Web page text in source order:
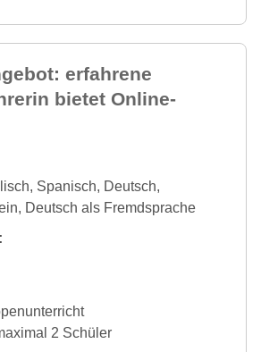
erfahrene
bietet Online-
Spanisch, Deutsch,
Deutsch als Fremdsprache
2 Schüler